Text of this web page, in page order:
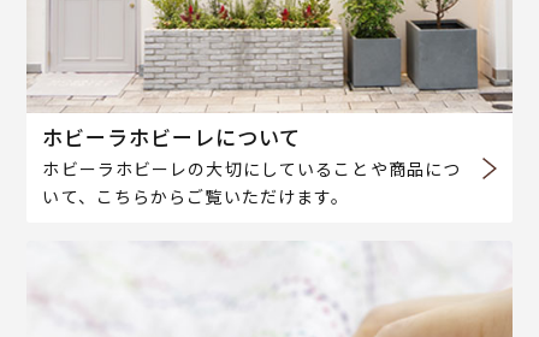
ホビーラホビーレについて
ホビーラホビーレの大切にしていることや商品につ
いて、こちらからご覧いただけます。